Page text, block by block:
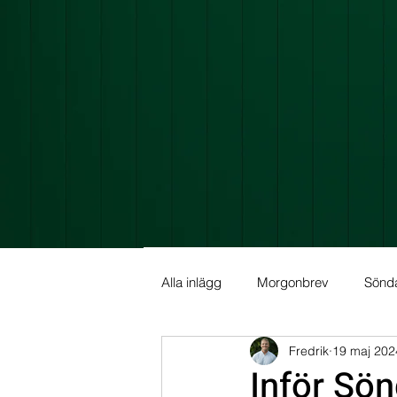
Alla inlägg Morgonbrev
Allmän info Fundamental
Fredrik 19 maj